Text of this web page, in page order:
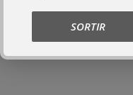
SORTIR